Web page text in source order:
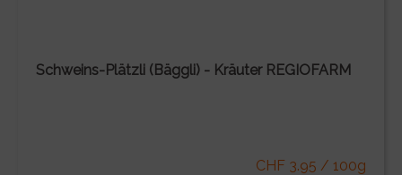
Schweins-Plätzli (Bäggli) - Kräuter REGIOFARM
CHF 3.95 / 100g